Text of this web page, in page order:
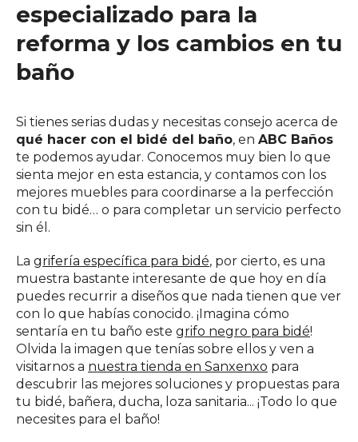
especializado para la
reforma y los cambios en tu
baño
Si tienes serias dudas y necesitas consejo acerca de
qué hacer con el bidé del baño, en ABC Baños
te podemos ayudar. Conocemos muy bien lo que
sienta mejor en esta estancia, y contamos con los
mejores muebles para coordinarse a la perfección
con tu bidé… o para completar un servicio perfecto
sin él.
La grifería específica para bidé, por cierto, es una
muestra bastante interesante de que hoy en día
puedes recurrir a diseños que nada tienen que ver
con lo que habías conocido. ¡Imagina cómo
sentaría en tu baño este grifo negro para bidé!
Olvida la imagen que tenías sobre ellos y ven a
visitarnos a nuestra tienda en Sanxenxo para
descubrir las mejores soluciones y propuestas para
tu bidé, bañera, ducha, loza sanitaria... ¡Todo lo que
necesites para el baño!